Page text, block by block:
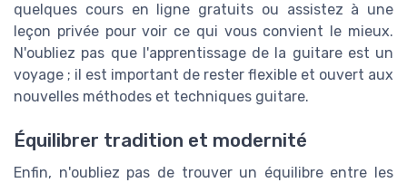
quelques cours en ligne gratuits ou assistez à une
leçon privée pour voir ce qui vous convient le mieux.
N'oubliez pas que l'apprentissage de la guitare est un
voyage ; il est important de rester flexible et ouvert aux
nouvelles méthodes et techniques guitare.
Équilibrer tradition et modernité
Enfin, n'oubliez pas de trouver un équilibre entre les